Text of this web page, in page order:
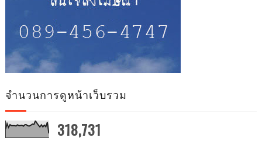
จำนวนการดูหน้าเว็บรวม
318,731